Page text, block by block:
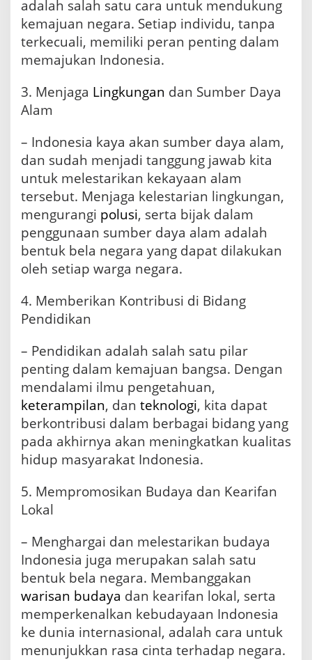
adalah salah satu cara untuk mendukung
kemajuan negara. Setiap individu, tanpa
terkecuali, memiliki peran penting dalam
memajukan Indonesia.
3. Menjaga Lingkungan dan Sumber Daya
Alam
– Indonesia kaya akan sumber daya alam,
dan sudah menjadi tanggung jawab kita
untuk melestarikan kekayaan alam
tersebut. Menjaga kelestarian lingkungan,
mengurangi polusi, serta bijak dalam
penggunaan sumber daya alam adalah
bentuk bela negara yang dapat dilakukan
oleh setiap warga negara.
4. Memberikan Kontribusi di Bidang
Pendidikan
– Pendidikan adalah salah satu pilar
penting dalam kemajuan bangsa. Dengan
mendalami ilmu pengetahuan,
keterampilan, dan teknologi, kita dapat
berkontribusi dalam berbagai bidang yang
pada akhirnya akan meningkatkan kualitas
hidup masyarakat Indonesia.
5. Mempromosikan Budaya dan Kearifan
Lokal
– Menghargai dan melestarikan budaya
Indonesia juga merupakan salah satu
bentuk bela negara. Membanggakan
warisan budaya dan kearifan lokal, serta
memperkenalkan kebudayaan Indonesia
ke dunia internasional, adalah cara untuk
menunjukkan rasa cinta terhadap negara.